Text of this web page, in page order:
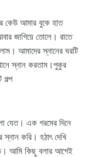
কেউ আমার বুকে হাত
জাগিয়ে তোলে। রাতে
আমাদের স্নানের ঘরটি
স্নান করতাম।পুকুর
যেত। এক গরমের দিনে
করি। হঠাৎ দেখি
আমি কিছু বলার আগেই